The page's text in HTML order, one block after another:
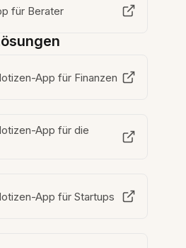
für Berater
App für Finanzen
App für die
App für Startups